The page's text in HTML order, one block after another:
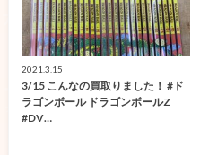
2021.3.15
3/15 こんなの買取りました！ #ド
ラゴンボール ドラゴンボールZ
#DV…